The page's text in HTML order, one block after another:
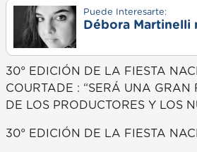
Puede Interesarte:
Débora Martinelli
30° EDICIÓN DE LA FIESTA
COURTADE : “SERÁ UNA GRAN
DE LOS PRODUCTORES Y LOS
30° EDICIÓN DE LA FIESTA